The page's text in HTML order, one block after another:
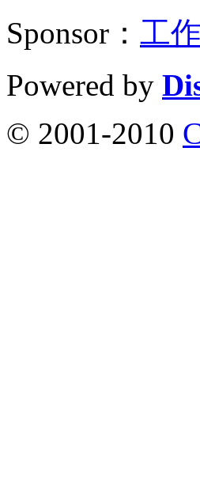
Sponsor： 工
Powered by
© 2001-2010